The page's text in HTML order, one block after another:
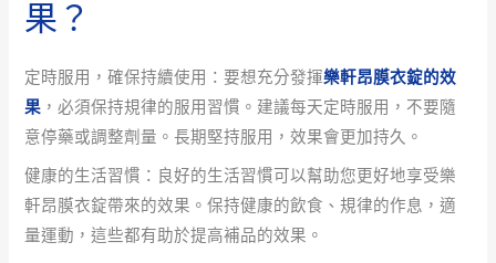
果？
定時服用，確保持續使用：要想充分發揮樂軒昂膜衣錠的效
果 ，必須保持規律的服用習慣。建議每天定時服用，不要隨
意停藥或調整劑量。長期堅持服用，效果會更加持久。
健康的生活習慣：良好的生活習慣可以幫助您更好地享受樂
軒昂膜衣錠帶來的效果。保持健康的飲食、規律的作息，適
量運動，這些都有助於提高補品的效果。